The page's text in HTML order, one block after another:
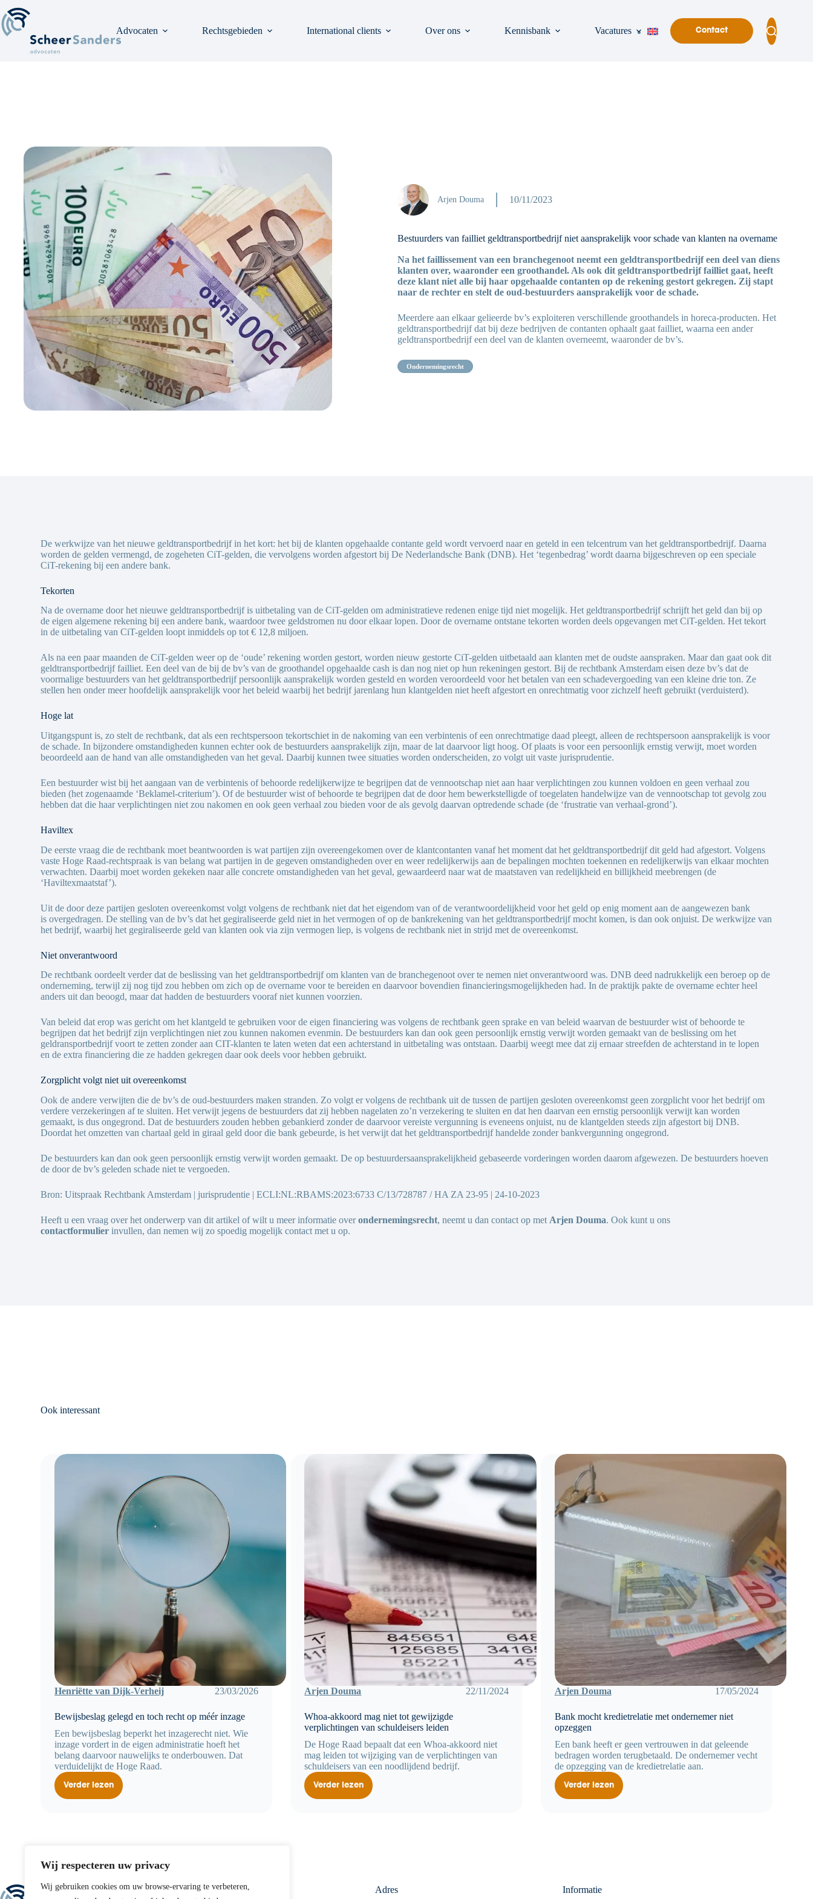
Wij respecteren uw privacy
Wij gebruiken cookies om uw browse-ervaring te verbeteren,
naar
de
inhoud
Advocaten Rechtsgebieden International clients Over ons Kennisbank Vacatures Contact
Arjen Douma 10/11/2023
Bestuurders van failliet geldtransportbedrijf niet aansprakelijk voor schade van klanten na overname
Na het faillissement van een branchegenoot neemt een geldtransportbedrijf een deel van diens
klanten over, waaronder een groothandel. Als ook dit geldtransportbedrijf failliet gaat, heeft
deze klant niet alle bij haar opgehaalde contanten op de rekening gestort gekregen. Zij stapt
naar de rechter en stelt de oud-bestuurders aansprakelijk voor de schade.
Meerdere aan elkaar gelieerde bv’s exploiteren verschillende groothandels in horeca-producten. Het
geldtransportbedrijf dat bij deze bedrijven de contanten ophaalt gaat failliet, waarna een ander
geldtransportbedrijf een deel van de klanten overneemt, waaronder de bv’s.
ondernemingsrecht
De werkwijze van het nieuwe geldtransportbedrijf in het kort: het bij de klanten opgehaalde contante geld wordt vervoerd naar en geteld in een telcentrum van het geldtransportbedrijf. Daarna
worden de gelden vermengd, de zogeheten CiT-gelden, die vervolgens worden afgestort bij De Nederlandsche Bank (DNB). Het ‘tegenbedrag’ wordt daarna bijgeschreven op een speciale
CiT-rekening bij een andere bank.
Tekorten
Na de overname door het nieuwe geldtransportbedrijf is uitbetaling van de CiT-gelden om administratieve redenen enige tijd niet mogelijk. Het geldtransportbedrijf schrijft het geld dan bij op
de eigen algemene rekening bij een andere bank, waardoor twee geldstromen nu door elkaar lopen. Door de overname ontstane tekorten worden deels opgevangen met CiT-gelden. Het tekort
in de uitbetaling van CiT-gelden loopt inmiddels op tot € 12,8 miljoen.
Als na een paar maanden de CiT-gelden weer op de ‘oude’ rekening worden gestort, worden nieuw gestorte CiT-gelden uitbetaald aan klanten met de oudste aanspraken. Maar dan gaat ook dit
geldtransportbedrijf failliet. Een deel van de bij de bv’s van de groothandel opgehaalde cash is dan nog niet op hun rekeningen gestort. Bij de rechtbank Amsterdam eisen deze bv’s dat de
voormalige bestuurders van het geldtransportbedrijf persoonlijk aansprakelijk worden gesteld en worden veroordeeld voor het betalen van een schadevergoeding van een kleine drie ton. Ze
stellen hen onder meer hoofdelijk aansprakelijk voor het beleid waarbij het bedrijf jarenlang hun klantgelden niet heeft afgestort en onrechtmatig voor zichzelf heeft gebruikt (verduisterd).
Hoge lat
Uitgangspunt is, zo stelt de rechtbank, dat als een rechtspersoon tekortschiet in de nakoming van een verbintenis of een onrechtmatige daad pleegt, alleen de rechtspersoon aansprakelijk is voor
de schade. In bijzondere omstandigheden kunnen echter ook de bestuurders aansprakelijk zijn, maar de lat daarvoor ligt hoog. Of plaats is voor een persoonlijk ernstig verwijt, moet worden
beoordeeld aan de hand van alle omstandigheden van het geval. Daarbij kunnen twee situaties worden onderscheiden, zo volgt uit vaste jurisprudentie.
Een bestuurder wist bij het aangaan van de verbintenis of behoorde redelijkerwijze te begrijpen dat de vennootschap niet aan haar verplichtingen zou kunnen voldoen en geen verhaal zou
bieden (het zogenaamde ‘Beklamel-criterium’). Of de bestuurder wist of behoorde te begrijpen dat de door hem bewerkstelligde of toegelaten handelwijze van de vennootschap tot gevolg zou
hebben dat die haar verplichtingen niet zou nakomen en ook geen verhaal zou bieden voor de als gevolg daarvan optredende schade (de ‘frustratie van verhaal-grond’).
Haviltex
De eerste vraag die de rechtbank moet beantwoorden is wat partijen zijn overeengekomen over de klantcontanten vanaf het moment dat het geldtransportbedrijf dit geld had afgestort. Volgens
vaste Hoge Raad-rechtspraak is van belang wat partijen in de gegeven omstandigheden over en weer redelijkerwijs aan de bepalingen mochten toekennen en redelijkerwijs van elkaar mochten
verwachten. Daarbij moet worden gekeken naar alle concrete omstandigheden van het geval, gewaardeerd naar wat de maatstaven van redelijkheid en billijkheid meebrengen (de
‘Haviltexmaatstaf’).
Uit de door deze partijen gesloten overeenkomst volgt volgens de rechtbank niet dat het eigendom van of de verantwoordelijkheid voor het geld op enig moment aan de aangewezen bank
is overgedragen. De stelling van de bv’s dat het gegiraliseerde geld niet in het vermogen of op de bankrekening van het geldtransportbedrijf mocht komen, is dan ook onjuist. De werkwijze van
het bedrijf, waarbij het gegiraliseerde geld van klanten ook via zijn vermogen liep, is volgens de rechtbank niet in strijd met de overeenkomst.
Niet onverantwoord
De rechtbank oordeelt verder dat de beslissing van het geldtransportbedrijf om klanten van de branchegenoot over te nemen niet onverantwoord was. DNB deed nadrukkelijk een beroep op de
onderneming, terwijl zij nog tijd zou hebben om zich op de overname voor te bereiden en daarvoor bovendien financieringsmogelijkheden had. In de praktijk pakte de overname echter heel
anders uit dan beoogd, maar dat hadden de bestuurders vooraf niet kunnen voorzien.
Van beleid dat erop was gericht om het klantgeld te gebruiken voor de eigen financiering was volgens de rechtbank geen sprake en van beleid waarvan de bestuurder wist of behoorde te
begrijpen dat het bedrijf zijn verplichtingen niet zou kunnen nakomen evenmin. De bestuurders kan dan ook geen persoonlijk ernstig verwijt worden gemaakt van de beslissing om het
geldransportbedrijf voort te zetten zonder aan CIT-klanten te laten weten dat een achterstand in uitbetaling was ontstaan. Daarbij weegt mee dat zij ernaar streefden de achterstand in te lopen
en de extra financiering die ze hadden gekregen daar ook deels voor hebben gebruikt.
Zorgplicht volgt niet uit overeenkomst
Ook de andere verwijten die de bv’s de oud-bestuurders maken stranden. Zo volgt er volgens de rechtbank uit de tussen de partijen gesloten overeenkomst geen zorgplicht voor het bedrijf om
verdere verzekeringen af te sluiten. Het verwijt jegens de bestuurders dat zij hebben nagelaten zo’n verzekering te sluiten en dat hen daarvan een ernstig persoonlijk verwijt kan worden
gemaakt, is dus ongegrond. Dat de bestuurders zouden hebben gebankierd zonder de daarvoor vereiste vergunning is eveneens onjuist, nu de klantgelden steeds zijn afgestort bij DNB.
Doordat het omzetten van chartaal geld in giraal geld door die bank gebeurde, is het verwijt dat het geldtransportbedrijf handelde zonder bankvergunning ongegrond.
De bestuurders kan dan ook geen persoonlijk ernstig verwijt worden gemaakt. De op bestuurdersaansprakelijkheid gebaseerde vorderingen worden daarom afgewezen. De bestuurders hoeven
de door de bv’s geleden schade niet te vergoeden.
Bron:Uitspraak Rechtbank Amsterdam | jurisprudentie | ECLI:NL:RBAMS:2023:6733 C/13/728787 / HA ZA 23-95 | 24-10-2023
Heeft u een vraag over het onderwerp van dit artikel of wilt u meer informatie overondernemingsrecht, neemt u dan contact op met Arjen Douma. Ook kunt u ons
contactformulier invullen, dan nemen wij zo spoedig mogelijk contact met u op.
Ook interessant
Henriëtte van Dijk-Verheij 23/03/2026
Bewijsbeslag gelegd en toch recht op méér inzage
Een bewijsbeslag beperkt het inzagerecht niet. Wie
inzage vordert in de eigen administratie hoeft het
belang daarvoor nauwelijks te onderbouwen. Dat
verduidelijkt de Hoge Raad.
Verder lezenBewijsbeslag
gelegd
Arjen Douma 22/11/2024
Whoa-akkoord mag niet tot gewijzigde
verplichtingen van schuldeisers leiden
De Hoge Raad bepaalt dat een Whoa-akkoord niet
mag leiden tot wijziging van de verplichtingen van
schuldeisers van een noodlijdend bedrijf.
Verder lezen
Whoa-
akkoord
Arjen Douma 17/05/2024
Bank mocht kredietrelatie met ondernemer niet
opzeggen
Een bank heeft er geen vertrouwen in dat geleende
bedragen worden terugbetaald. De ondernemer vecht
de opzegging van de kredietrelatie aan.
Verder lezen
Bank
Direct contact Adres Informatie